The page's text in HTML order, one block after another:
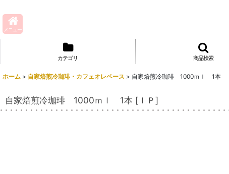
メニュー
カテゴリ 商品検索
ホーム > 自家焙煎冷珈琲・カフェオレベース > 自家焙煎冷珈琲 1000ｍｌ 1本
自家焙煎冷珈琲 1000ｍｌ 1本 [ ＩＰ]